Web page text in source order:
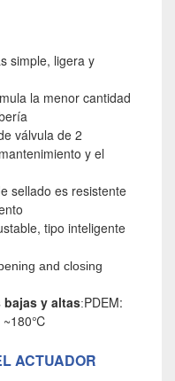
simple, ligera y
la menor cantidad
válvula de 2
y el
sellado es resistente
tipo inteligente
and closing
bajas y altas:PDEM:
ACTUADOR